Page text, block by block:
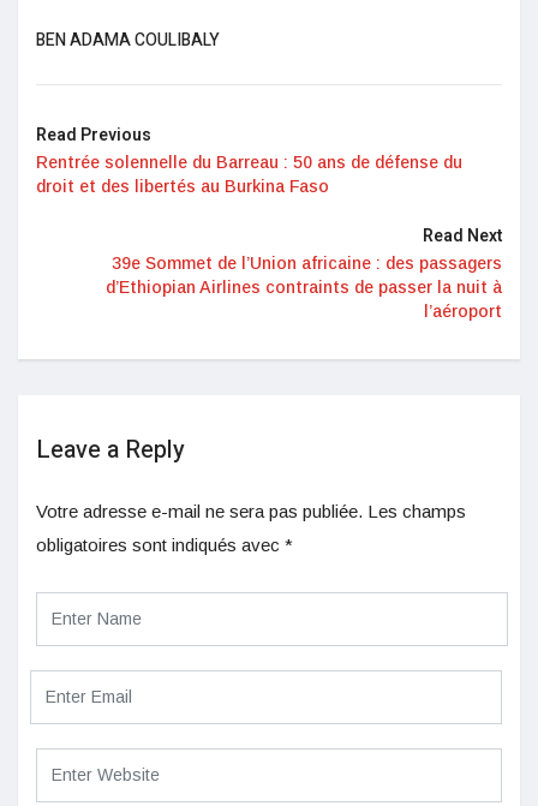
BEN ADAMA COULIBALY
Read Previous
Rentrée solennelle du Barreau : 50 ans de défense du
droit et des libertés au Burkina Faso
Read Next
39e Sommet de l’Union africaine : des passagers
d’Ethiopian Airlines contraints de passer la nuit à
l’aéroport
Leave a Reply
Votre adresse e-mail ne sera pas publiée. Les champs
obligatoires sont indiqués avec *